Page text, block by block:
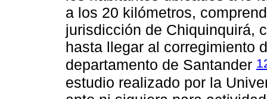
a los 20 kilómetros,
jurisdicción de Chiquinquirá,
hasta llegar al corregimiento
departamento de Santander
estudio realizado por la